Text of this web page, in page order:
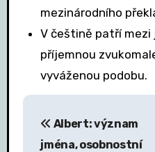
mezinárodního
V češtině patří
příjemnou
vyváženou podobu.
N
Albert: význam
jména, osobnostní